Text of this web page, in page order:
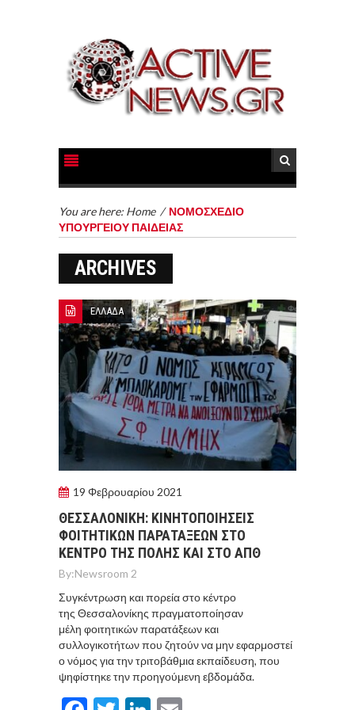
You are here: Home / ΝΟΜΟΣΧΕΔΙΟ
ΥΠΟΥΡΓΕΙΟΥ ΠΑΙΔΕΙΑΣ
ARCHIVES
ΕΛΛΑΔΑ
19 Φεβρουαρίου 2021
ΘΕΣΣΑΛΟΝΙΚΗ: ΚΙΝΗΤΟΠΟΙΗΣΕΙΣ
ΦΟΙΤΗΤΙΚΩΝ ΠΑΡΑΤΑΞΕΩΝ ΣΤΟ
ΚΕΝΤΡΟ ΤΗΣ ΠΟΛΗΣ ΚΑΙ ΣΤΟ ΑΠΘ
By:Newsroom 2
Συγκέντρωση και πορεία στο κέντρο
της Θεσσαλονίκης πραγματοποίησαν
μέλη φοιτητικών παρατάξεων και
συλλογικοτήτων που ζητούν να μην εφαρμοστεί
ο νόμος για την τριτοβάθμια εκπαίδευση, που
ψηφίστηκε την προηγούμενη εβδομάδα.